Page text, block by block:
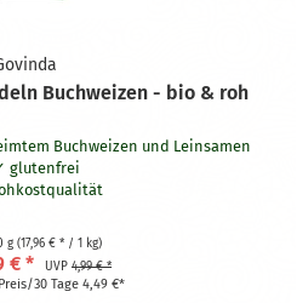
Buchweizen - bio & roh
Buchweizen und Leinsamen
glutenfrei
g(17,96 € * / 1 kg)
€ * UVP4,99 € *
30 Tage 4,49 €*